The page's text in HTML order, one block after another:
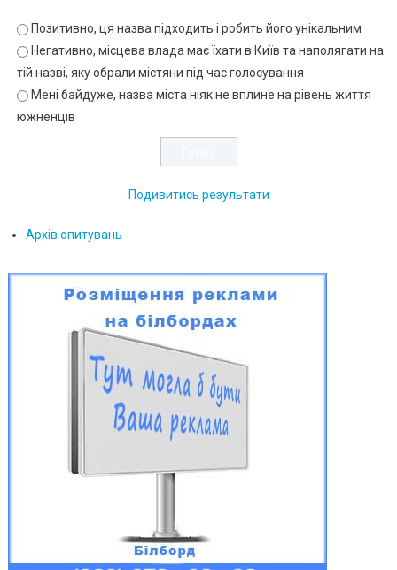
Позитивно, ця назва підходить і робить його унікальним
Негативно, місцева влада має їхати в Київ та наполягати на
тій назві, яку обрали містяни під час голосування
Мені байдуже, назва міста ніяк не вплине на рівень життя
южненців
Подивитись результати
Архів опитувань